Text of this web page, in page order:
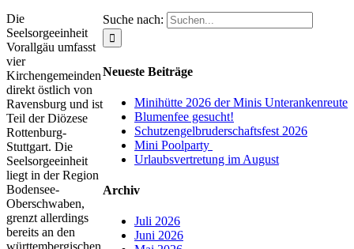
Suche nach:
Neueste Beiträge
Minihütte 2026 der Minis Unterankenreute
Blumenfee gesucht!
Schutzengelbruderschaftsfest 2026
Mini Poolparty
Urlaubsvertretung im August
Archiv
Juli 2026
Juni 2026
Die
Seelsorgeeinheit
Vorallgäu umfasst
vier
Kirchengemeinden
direkt östlich von
Ravensburg und ist
Teil der Diözese
Rottenburg-
Stuttgart. Die
Seelsorgeeinheit
liegt in der Region
Bodensee-
Oberschwaben,
grenzt allerdings
bereits an den